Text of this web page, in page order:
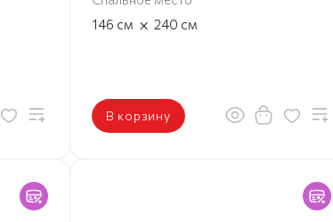
146 см × 240 см
В корзину